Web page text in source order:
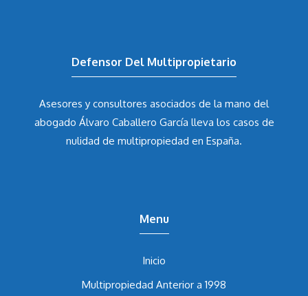
Defensor Del Multipropietario
Asesores y consultores asociados de la mano del
abogado Álvaro Caballero García lleva los casos de
nulidad de multipropiedad en España.
Menu
Inicio
Multipropiedad Anterior a 1998